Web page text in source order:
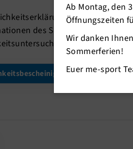
muss jährlich
des Schwimmverbandes
im
Ab Montag, den
Öffnungszeiten
Wir danken
Sommerferien!
Euer me-sport